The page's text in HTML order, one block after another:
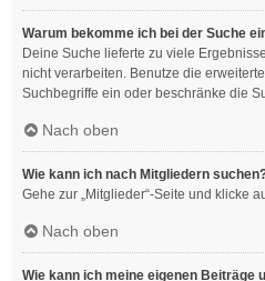
Warum bekomme ich bei der Suche
Deine Suche lieferte zu viele
nicht verarbeiten. Benutze die
Suchbegriffe ein oder beschränke die
Nach oben
Wie kann ich nach Mitgliedern
Gehe zur „Mitglieder“-Seite und klicke
Nach oben
Wie kann ich meine eigenen Beiträge